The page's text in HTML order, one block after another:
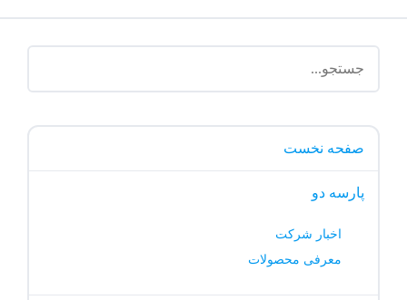
صفحه نخست
پارسه دو
اخبار شرکت
معرفی محصولات